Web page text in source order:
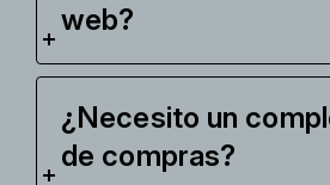
web?
¿Necesito un
de compras?